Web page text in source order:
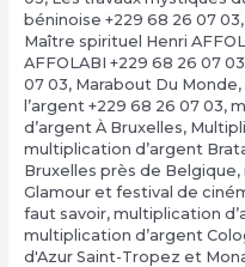
béninoise +229 68 26 07 03,
Maître spirituel Henri
AFFOLABI +229 68 26 07 03
07 03, Marabout Du Monde,
l’argent +229 68 26 07 03,
d’argent À Bruxelles,
multiplication d’argent
Bruxelles près de Belgique,
Glamour et festival de
faut savoir, multiplication
multiplication d’argent
d'Azur Saint-Tropez et